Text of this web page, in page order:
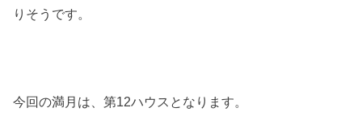
りそうです。
今回の満月は、第12ハウスとなります。